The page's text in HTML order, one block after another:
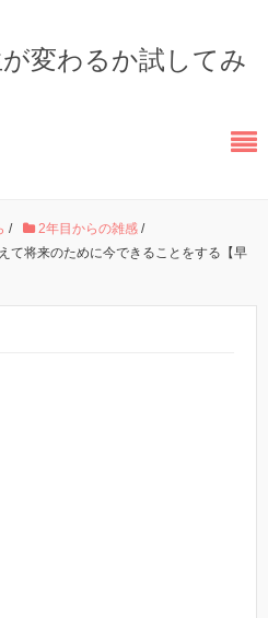
変わるか試してみ
/ 2年目からの雑感 /
て将来のために今できることをする【早